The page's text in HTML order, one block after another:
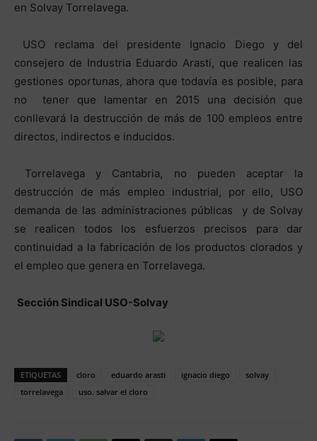
en Solvay Torrelavega.
USO reclama del presidente Ignacio Diego y del
consejero de Industria Eduardo Arasti, que realicen las
gestiones oportunas, ahora que todavía es posible, para
no tener que lamentar en 2015 una decisión que
conllevará la destrucción de más de 100 empleos entre
directos, indirectos e inducidos.
Torrelavega y Cantabria, no pueden aceptar la
destrucción de más empleo industrial, por ello, USO
demanda de las administraciones públicas y de Solvay
se realicen todos los esfuerzos precisos para dar
continuidad a la fabricación de los productos clorados y
el empleo que genera en Torrelavega.
Sección Sindical USO-Solvay
ETIQUETAS cloro eduardo arasti ignacio diego
solvay
torrelavega
uso. salvar el cloro